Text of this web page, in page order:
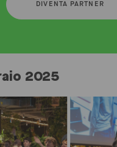
DIVENTA PARTNER
2025